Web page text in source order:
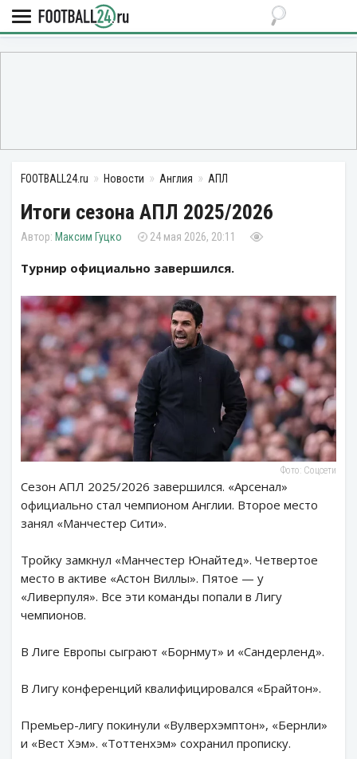
FOOTBALL24.ru Новости Англия АПЛ
Итоги сезона АПЛ 2025/2026
Максим Гуцко 24 мая 2026, 20:11
Турнир официально завершился.
Фото: Соцсети
Сезон АПЛ 2025/2026 завершился. «Арсенал»
официально стал чемпионом Англии. Второе место
занял «Манчестер Сити».
Тройку замкнул «Манчестер Юнайтед». Четвертое
место в активе «Астон Виллы». Пятое — у
«Ливерпуля». Все эти команды попали в Лигу
чемпионов.
В Лиге Европы сыграют «Борнмут» и «Сандерленд».
В Лигу конференций квалифицировался «Брайтон».
Премьер-лигу покинули «Вулверхэмптон», «Бернли»
и «Вест Хэм». «Тоттенхэм» сохранил прописку.